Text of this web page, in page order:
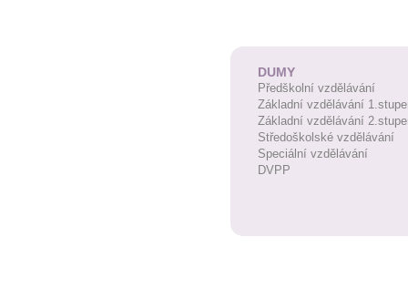
DUMY
Předškolní vzdělávání
Základní vzdělávání
Základní vzdělávání
Středoškolské vzdělávání
Speciální vzdělávání
DVPP